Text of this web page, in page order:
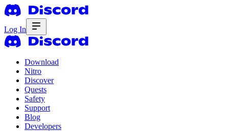
Log In
Download
Nitro
Discover
Quests
Safety
Support
Blog
Developers